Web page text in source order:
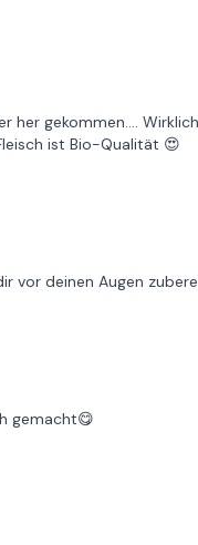
her gekommen….
ist Bio-Qualität 😍
vor deinen Augen
gemacht😋